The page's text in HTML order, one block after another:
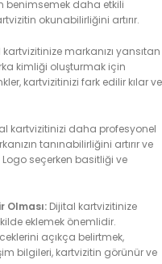
benimsemek daha etkili
okunabilirliğini artırır.
kartvizitinize markanızı yansıtan
kimliği oluşturmak için
kartvizitinizi fark edilir kılar ve
kartvizitinizi daha profesyonel
tanınabilirliğini artırır ve
Logo seçerken basitliği ve
Olması: Dijital kartvizitinize
eklemek önemlidir.
açıkça belirtmek,
bilgileri, kartvizitin görünür ve